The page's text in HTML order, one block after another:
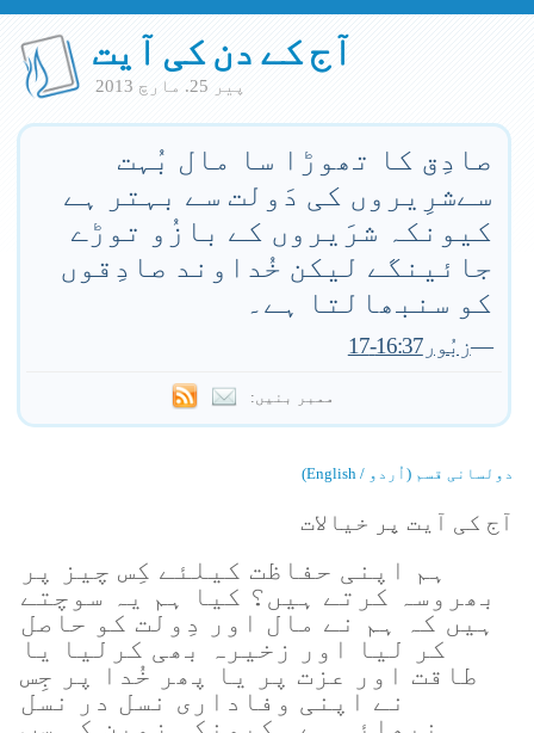
آج کے دن کی آیت
پير 25. مارچ 2013
صادِق کا تھوڑا سا مال بُہت
سےشرِیروں کی دَولت سے بہتر ہے
کیونکہ شرَیروں کے بازُو توڑے
جائینگے لیکن خُداوند صادِقوں
کو سنبھالتا ہے۔
—زبُور16:37-17
ممبر بنیں:
دولسانی قسم (اُردو / English)
آج کی آیت پر خیالات
ہم اپنی حفاظت کیلئے کِس چیز پر
بھروسہ کرتے ہیں؟ کیا ہم یہ سوچتے
ہیں کہ ہم نے مال اور دِولت کو حاصل
کر لیا اور زخیرہ بھی کرلیا یا
طاقت اور عزت پر یا پھر خُدا پر جِس
نے اپنی وفاداری نسل در نسل